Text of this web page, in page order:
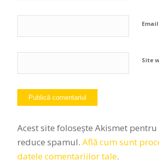
Email
Site
Acest site folosește Akismet pentru
reduce spamul. Află cum sunt
datele comentariilor tale.